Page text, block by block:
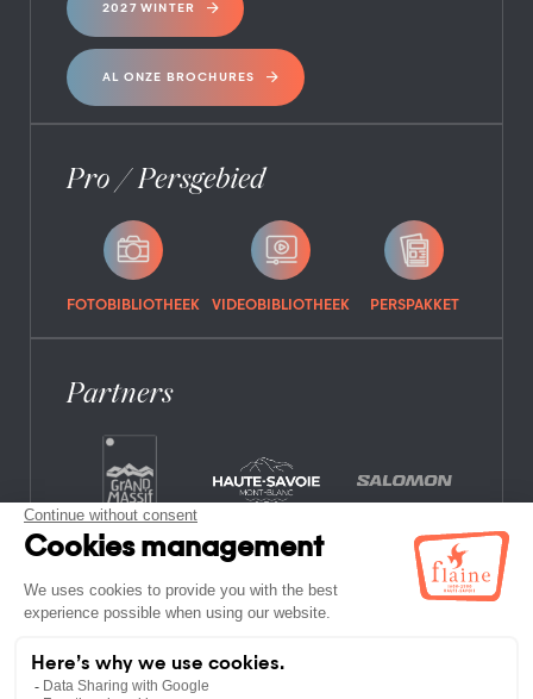
2027 WINTER
AL ONZE BROCHURES
Pro / Persgebied
FOTOBIBLIOTHEEK VIDEOBIBLIOTHEEK PERSPAKKET
Partners
VEELGESTELDE VRAGEN